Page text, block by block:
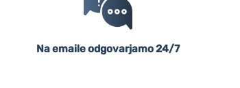
Na emaile odgovarjamo 24/7